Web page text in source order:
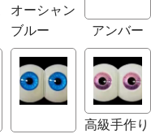
オーシャン
ブルー
アンバー
高級手作り